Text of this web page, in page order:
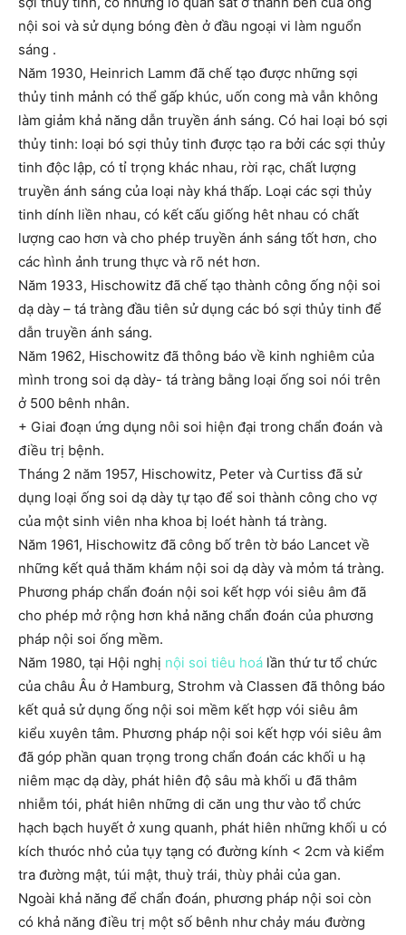
nội soi và sử dụng bóng đèn ở đầu ngoại vi làm nguổn
sáng .
Năm 1930, Heinrich Lamm đã chế tạo được những sợi
thủy tinh mảnh có thể gấp khúc, uốn cong mà vẫn không
làm giảm khả năng dẫn truyền ánh sáng. Có hai loại bó sợi
thủy tinh: loại bó sợi thủy tinh được tạo ra bởi các sợi thủy
tinh độc lập, có tỉ trọng khác nhau, rời rạc, chất lượng
truyền ánh sáng của loại này khá thấp. Loại các sợi thủy
tinh dính liền nhau, có kết cấu giống hêt nhau có chất
lượng cao hơn và cho phép truyền ánh sáng tốt hơn, cho
các hình ảnh trung thực và rõ nét hơn.
Năm 1933, Hischowitz đã chế tạo thành công ống nội soi
dạ dày – tá tràng đầu tiên sử dụng các bó sợi thủy tinh để
dẫn truyền ánh sáng.
Năm 1962, Hischowitz đã thông báo về kinh nghiêm của
mình trong soi dạ dày- tá tràng bằng loại ống soi nói trên
ở 500 bênh nhân.
+ Giai đoạn ứng dụng nôi soi hiện đại trong chẩn đoán và
điều trị bệnh.
Tháng 2 năm 1957, Hischowitz, Peter và Curtiss đã sử
dụng loại ống soi dạ dày tự tạo để soi thành công cho vợ
của một sinh viên nha khoa bị loét hành tá tràng.
Năm 1961, Hischowitz đã công bố trên tờ báo Lancet về
những kết quả thăm khám nội soi dạ dày và mỏm tá tràng.
Phương pháp chẩn đoán nội soi kết hợp vói siêu âm đã
cho phép mở rộng hơn khả năng chẩn đoán của phương
pháp nội soi ống mềm.
Năm 1980, tại Hội nghị nội soi tiêu hoá lần thứ tư tổ chức
của châu Âu ở Hamburg, Strohm và Classen đã thông báo
kết quả sử dụng ống nội soi mềm kết hợp vói siêu âm
kiểu xuyên tâm. Phương pháp nội soi kết hợp vói siêu âm
đã góp phần quan trọng trong chẩn đoán các khối u hạ
niêm mạc dạ dày, phát hiên độ sâu mà khối u đã thâm
nhiễm tói, phát hiên những di căn ung thư vào tổ chức
hạch bạch huyết ở xung quanh, phát hiên những khối u có
kích thưóc nhỏ của tụy tạng có đường kính < 2cm và kiểm
tra đường mật, túi mật, thuỳ trái, thùy phải của gan.
Ngoài khả năng để chẩn đoán, phương pháp nội soi còn
có khả năng điều trị một số bênh như chảy máu đường